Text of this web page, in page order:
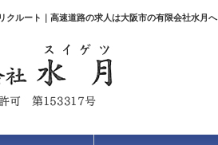
クルート｜高速道路の求人は大阪市の有限会社水月へ